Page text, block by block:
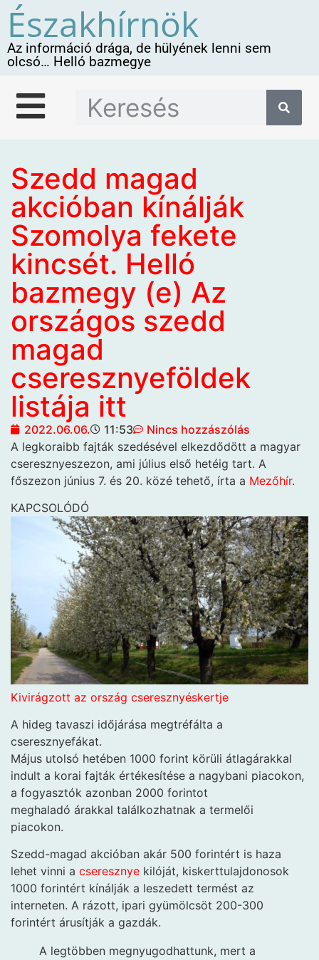
Északhírnök
Az információ drága, de hülyének lenni sem
olcsó… Helló bazmegye
Szedd magad
akcióban kínálják
Szomolya fekete
kincsét. Helló
bazmegy (e) Az
országos szedd
magad
cseresznyeföldek
listája itt
2022.06.06. 11:53
Nincs hozzászólás
A legkoraibb fajták szedésével elkezdődött a magyar
cseresznyeszezon, ami július első hetéig tart. A
főszezon június 7. és 20. közé tehető, írta a Mezőhír.
KAPCSOLÓDÓ
Kivirágzott az ország cseresznyéskertje
A hideg tavaszi időjárása megtréfálta a
cseresznyefákat.
Május utolsó hetében 1000 forint körüli átlagárakkal
indult a korai fajták értékesítése a nagybani piacokon,
a fogyasztók azonban 2000 forintot
meghaladó árakkal találkozhatnak a termelői
piacokon.
Szedd-magad akcióban akár 500 forintért is haza
lehet vinni a cseresznye kilóját, kiskerttulajdonosok
1000 forintért kínálják a leszedett termést az
interneten. A rázott, ipari gyümölcsöt 200-300
forintért árusítják a gazdák.
A legtöbben megnyugodhattunk, mert a